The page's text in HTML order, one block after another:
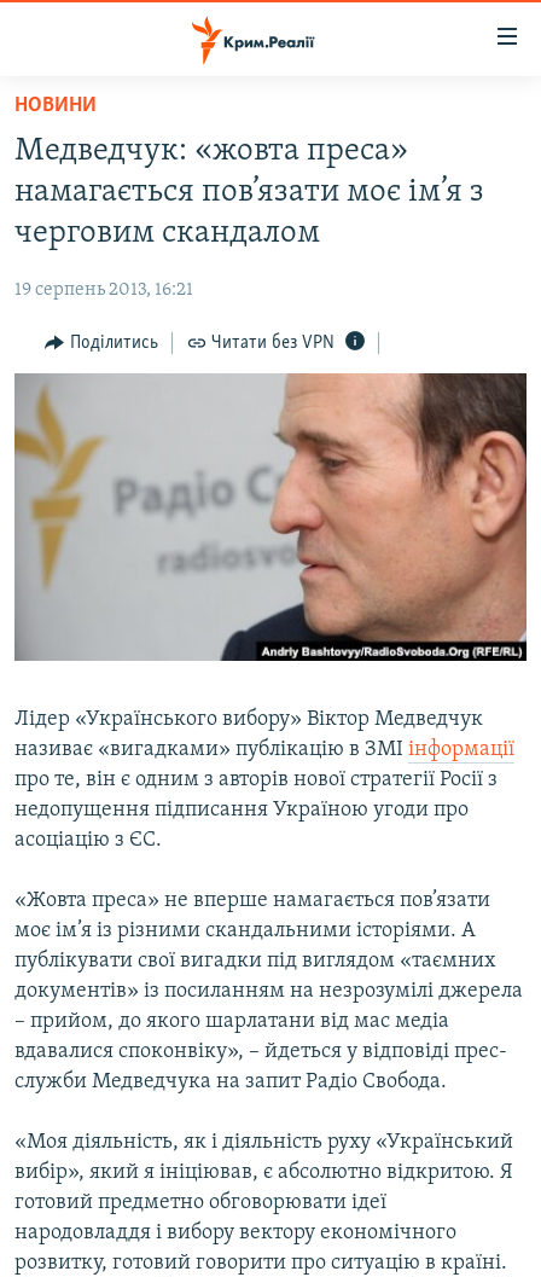
Перейти
основного
матеріалу
основної
навігації
Перейти
до
пошуку
ВОДА.КРИМ
БЛОГИ
ПОГЛЯД
ІНТЕРВ'Ю
ВСЕ ЗА ДЕНЬ
СПЕЦПРОЕКТИ
ДЕПОРТАЦІЯ
ВІДЕОУРОКИ «ELIFBE»
УКРАЇНСЬКА ПРОБЛЕМА КРИМУ
ЯК ОБІЙТИ БЛОКУВАННЯ
Русский
Усі сайти RFE/RL
НОВИНИ
Медведчук: «жовта преса»
намагається пов’язати моє ім’я з
черговим скандалом
19 серпень 2013, 16:21
Поділитись Читати без VPN
Лідер «Українського вибору» Віктор Медведчук
називає «вигадками» публікацію в ЗМІ інформації
про те, він є одним з авторів нової стратегії Росії з
недопущення підписання Україною угоди про
асоціацію з ЄС.
«Жовта преса» не вперше намагається пов’язати
моє ім’я із різними скандальними історіями. А
публікувати свої вигадки під виглядом «таємних
документів» із посиланням на незрозумілі джерела
– прийом, до якого шарлатани від мас медіа
вдавалися споконвіку», – йдеться у відповіді прес-
служби Медведчука на запит Радіо Свобода.
«Моя діяльність, як і діяльність руху «Український
вибір», який я ініціював, є абсолютно відкритою. Я
готовий предметно обговорювати ідеї
народовладдя і вибору вектору економічного
розвитку, готовий говорити про ситуацію в країні.